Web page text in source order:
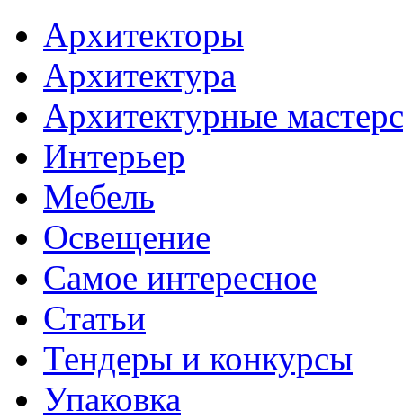
Архитекторы
Архитектура
Архитектурные
Интерьер
Мебель
Освещение
Самое интересное
Статьи
Тендеры и конкурсы
Упаковка